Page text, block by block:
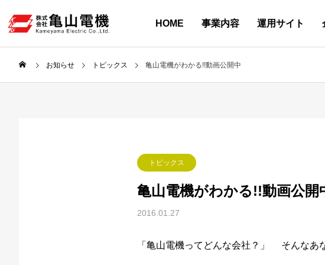
HOME 事業内容 運用サイト
SERVICE
事業内容
Process Automation
Maintenance
保守・メンテナンス
SOLUTION 海外仕様 制御設計
リタール製品販売
.com
HP制作・ホスティング
BROAD-KIDS
ABOUT ACCESS
アクセス
PRIVACY POLICY
個人情報保護
RECRUIT
採用情報
採用情報
採用 活動情報
Instagram
INFORMATION
お知らせ
お知らせ
お知らせ トピックス 亀山電機がわかる!!動画公開中
トピックス
亀山電機がわかる!!動画公開
2016.01.27
「亀山電機ってどんな会社？」 そんなあ